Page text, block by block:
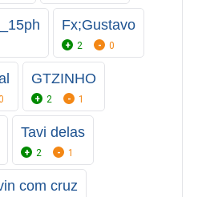
Fx;Gustavo
2 0
GTZINHO
2 1
Tavi delas
2 1
com cruz